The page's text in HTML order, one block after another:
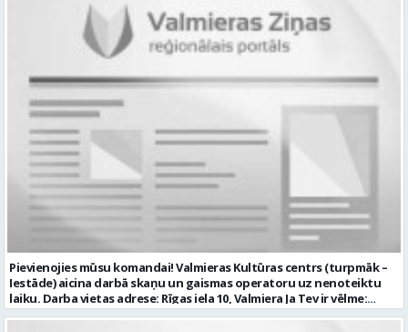
transportlīdzekļa vadītāja apliecība vēlama D, CE kategorijas
transportlīdzekļa vadītāja pieredze vismaz 2 gadi labas saskarsmes
un komunikācijas prasmes pieredze transportlīdzekļu remontu
veikšanā UZŅĒMUMS PIEDĀVĀ: darbu stabilā uzņēmumā darba
samaksu no 1600 EUR (pirms nodokļu nomaksas) darba laiku pēc
grafika: dežūra 08.00 – 17.00, 2.dežūra 08.00 – 21.00. pilnas sociālās
garantijas veselības apdrošināšanas iespējas dinamisku un
profesionālu darba vidi CV ar norādi vakancei „Tehniskās palīdzības
automobiļa vadītājs” iesniegt: sūtot elektroniski uz info@vtu-
valmiera.lv personīgi SIA „VTU Valmiera”, Reģ.nr. 40003004220,
administrācijas ēkas „Brandeļi”, Brandeļi, Kocēnu pagasts, Valmieras
novads, personāla daļā darba dienās no plkst. 09:00 līdz 16:00.
Sazināsimies ar pretendentiem, kuri būs izvirzīti nākamajai atlases
kārtai. * Iesniegtos personas datus SIA “VTU VALMIERA” izmantos, lai
konkursa kārtībā noteiktu vakancei atbilstošāko kandidātu. Ja
kandidāts vēlas, lai viņa personas dati tiktu saglabāti SIA “VTU
VALMIERA” iekšējā datu bāzē ar mērķi tos apstrādāt citos SIA “VTU
VALMIERA” personāla atlases konkursos, tad pieteikumā vakancei
lūdzam kandidātam norādīt savu piekrišanu personas datu
saglabāšanai. Profesija: AUTOMOBIĻA VADĪTĀJS Darba vietas adrese:
LATVIJA, Brandeļi, Brandeļi, Kocēnu pag., Valmieras nov. Darba laika
Pievienojies mūsu komandai! Valmieras Kultūras centrs (turpmāk –
Iestāde) aicina darbā skaņu un gaismas operatoru uz nenoteiktu
laiku. Darba vietas adrese: Rīgas iela 10, Valmiera Ja Tev ir vēlme:
nodrošināt skaņas un gaismas iekārtu un to vadības sistēmas